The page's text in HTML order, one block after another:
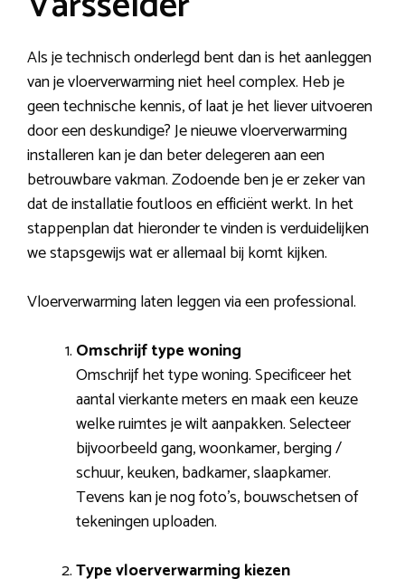
Als je technisch onderlegd bent dan is het aanleggen
van je vloerverwarming niet heel complex. Heb je
geen technische kennis, of laat je het liever uitvoeren
door een deskundige? Je nieuwe vloerverwarming
installeren kan je dan beter delegeren aan een
betrouwbare vakman. Zodoende ben je er zeker van
dat de installatie foutloos en efficiënt werkt. In het
stappenplan dat hieronder te vinden is verduidelijken
we stapsgewijs wat er allemaal bij komt kijken.
Vloerverwarming laten leggen via een professional.
Omschrijf type woning
Omschrijf het type woning. Specificeer het
aantal vierkante meters en maak een keuze
welke ruimtes je wilt aanpakken. Selecteer
bijvoorbeeld gang, woonkamer, berging /
schuur, keuken, badkamer, slaapkamer.
Tevens kan je nog foto’s, bouwschetsen of
tekeningen uploaden.
Type vloerverwarming kiezen